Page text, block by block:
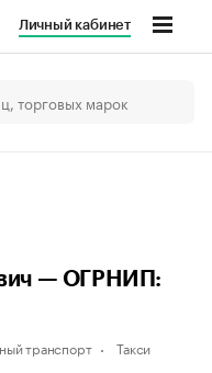
Личный кабинет
— ОГРНИП:
транспорт Такси